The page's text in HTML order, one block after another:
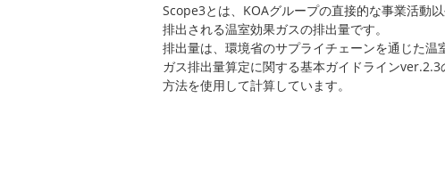
Scope3とは、KOAグループの直接的な事業活動
排出される温室効果ガスの排出量です。
排出量は、環境省のサプライチェーンを通じた温
ガス排出量算定に関する基本ガイドラインver.2.3
方法を使用して計算しています。